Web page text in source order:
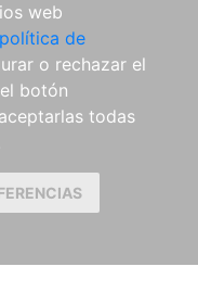
web
de
o rechazar el
botón
aceptarlas todas